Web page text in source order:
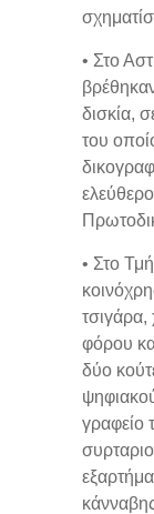
• Στο
δισκία,
του
• Στο
τσιγάρα,
φόρου
δύο
γραφείο